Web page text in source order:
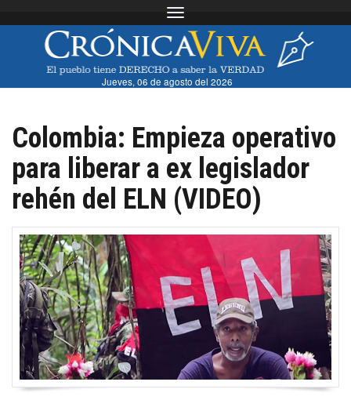
Toggle navigation
Jueves, 06 de agosto del 2026
Colombia: Empieza operativo
para liberar a ex legislador
rehén del ELN (VIDEO)